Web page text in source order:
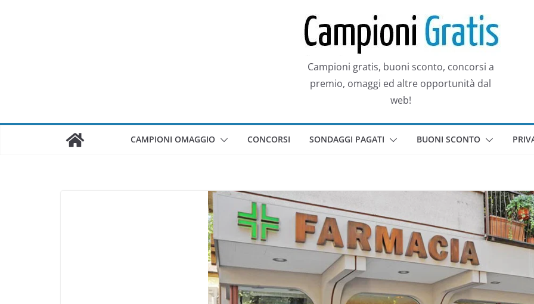
Campioni gratis, buoni sconto, concorsi a
premio, omaggi ed altre opportunità dal
web!
CAMPIONI OMAGGIO CONCORSI SONDAGGI PAGATI BUONI SCONTO